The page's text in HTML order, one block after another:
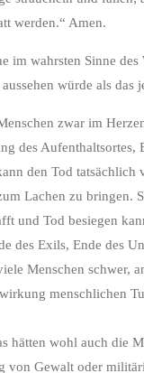
werden.“ Amen.
im wahrsten Sinne
würde als das
zwar im
des
den Tod
Lachen zu bringen.
und Tod besiegen
des Exils, Ende des
Menschen schwer,
menschlichen
hätten wohl auch die
Gewalt oder